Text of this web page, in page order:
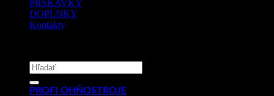
PRSKAVKY
DOPLNKY
Kontakty
Hľadať:
PROFI OHŇOSTROJE